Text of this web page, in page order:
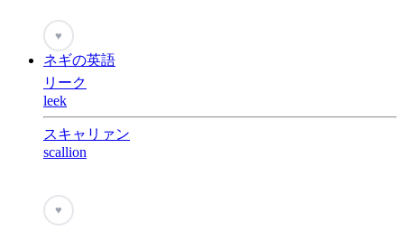
♥
ネギの英語
リーク
leek
スキャリァン
scallion
♥